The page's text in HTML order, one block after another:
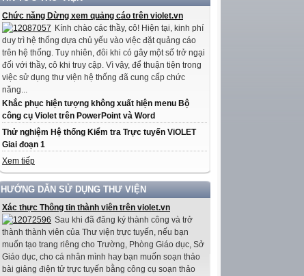
Chức năng Dừng xem quảng cáo trên violet.vn
Kính chào các thầy, cô! Hiện tại, kinh phí
duy trì hệ thống dựa chủ yếu vào việc đặt quảng cáo
trên hệ thống. Tuy nhiên, đôi khi có gây một số trở ngại
đối với thầy, cô khi truy cập. Vì vậy, để thuận tiện trong
việc sử dụng thư viện hệ thống đã cung cấp chức
năng...
Khắc phục hiện tượng không xuất hiện menu Bộ
công cụ Violet trên PowerPoint và Word
Thử nghiệm Hệ thống Kiểm tra Trực tuyến ViOLET
Giai đoạn 1
Xem tiếp
HƯỚNG DẪN SỬ DỤNG THƯ VIỆN
Xác thực Thông tin thành viên trên violet.vn
Sau khi đã đăng ký thành công và trở
thành thành viên của Thư viện trực tuyến, nếu bạn
muốn tạo trang riêng cho Trường, Phòng Giáo dục, Sở
Giáo dục, cho cá nhân mình hay bạn muốn soạn thảo
bài giảng điện tử trực tuyến bằng công cụ soạn thảo